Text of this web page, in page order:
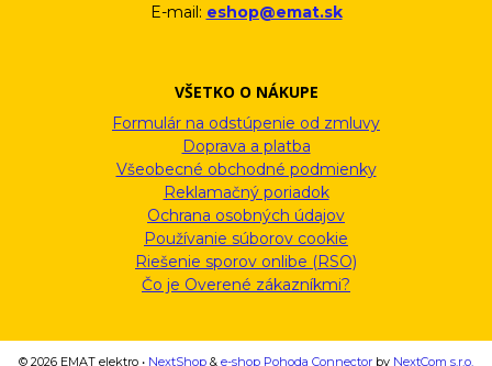
E-mail: eshop@emat.sk
VŠETKO O NÁKUPE
Formulár na odstúpenie od zmluvy
Doprava a platba
Všeobecné obchodné podmienky
Reklamačný poriadok
Ochrana osobných údajov
Používanie súborov cookie
Riešenie sporov onlibe (RSO)
Čo je Overené zákazníkmi?
© 2026 EMAT elektro • NextShop & e-shop Pohoda Connector by NextCom s.r.o.